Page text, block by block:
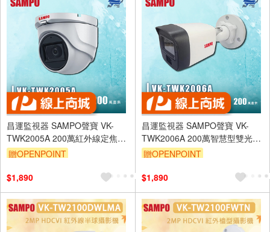
昌運監視器 SAMPO聲寶 VK-
TWK2005A 200萬紅外線定焦半
球型攝影機 內建⿆克⾵
贈OPENPOINT
$1,890
昌運監視器 SAMPO聲寶 VK-
TWK2006A 200萬智慧型雙光全
彩定焦槍型攝影機 IP67防水防塵
贈OPENPOINT
$1,890